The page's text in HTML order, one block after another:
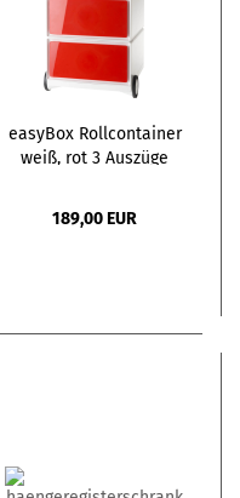
easyBox Rollcontainer
weiß, rot 3 Auszüge
189,00 EUR